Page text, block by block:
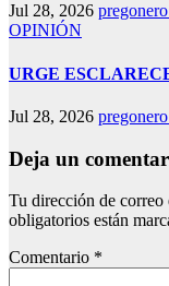
Jul 28, 2026
OPINIÓN
URGE
Jul 28, 2026
Deja un
Tu dirección de correo
obligatorios están
Comentario *